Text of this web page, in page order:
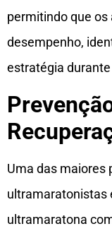
permitindo que
desempenho,
estratégia
Uma das maiores
ultramaratonistas
ultramaratona